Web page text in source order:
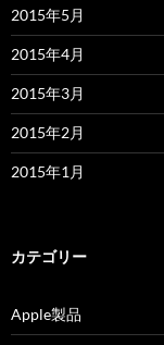
2015年5月
2015年4月
2015年3月
2015年2月
2015年1月
カテゴリー
Apple製品